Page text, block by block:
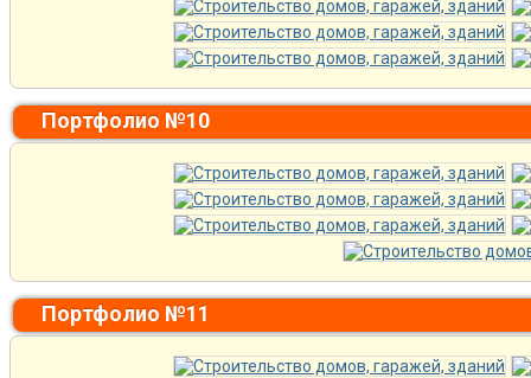
Портфолио №10
Портфолио №11